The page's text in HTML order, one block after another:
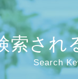
索され
Search